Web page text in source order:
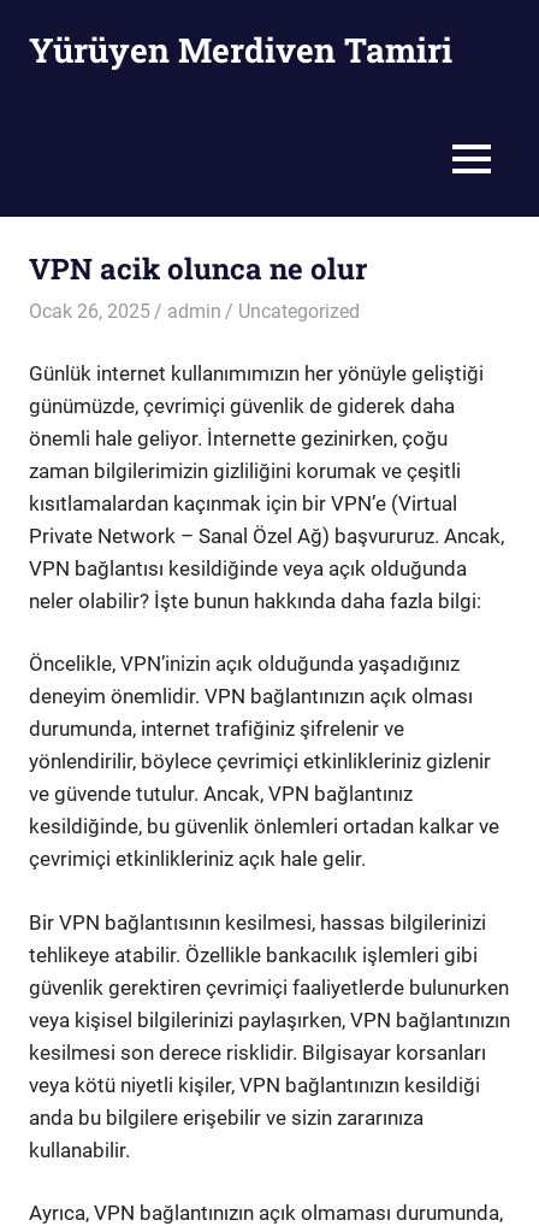
Yürüyen Merdiven Tamiri
MENU
VPN acik olunca ne olur
Ocak 26, 2025 admin Uncategorized
Günlük internet kullanımımızın her yönüyle geliştiği
günümüzde, çevrimiçi güvenlik de giderek daha
önemli hale geliyor. İnternette gezinirken, çoğu
zaman bilgilerimizin gizliliğini korumak ve çeşitli
kısıtlamalardan kaçınmak için bir VPN’e (Virtual
Private Network – Sanal Özel Ağ) başvururuz. Ancak,
VPN bağlantısı kesildiğinde veya açık olduğunda
neler olabilir? İşte bunun hakkında daha fazla bilgi:
Öncelikle, VPN’inizin açık olduğunda yaşadığınız
deneyim önemlidir. VPN bağlantınızın açık olması
durumunda, internet trafiğiniz şifrelenir ve
yönlendirilir, böylece çevrimiçi etkinlikleriniz gizlenir
ve güvende tutulur. Ancak, VPN bağlantınız
kesildiğinde, bu güvenlik önlemleri ortadan kalkar ve
çevrimiçi etkinlikleriniz açık hale gelir.
Bir VPN bağlantısının kesilmesi, hassas bilgilerinizi
tehlikeye atabilir. Özellikle bankacılık işlemleri gibi
güvenlik gerektiren çevrimiçi faaliyetlerde bulunurken
veya kişisel bilgilerinizi paylaşırken, VPN bağlantınızın
kesilmesi son derece risklidir. Bilgisayar korsanları
veya kötü niyetli kişiler, VPN bağlantınızın kesildiği
anda bu bilgilere erişebilir ve sizin zararınıza
kullanabilir.
Ayrıca, VPN bağlantınızın açık olmaması durumunda,